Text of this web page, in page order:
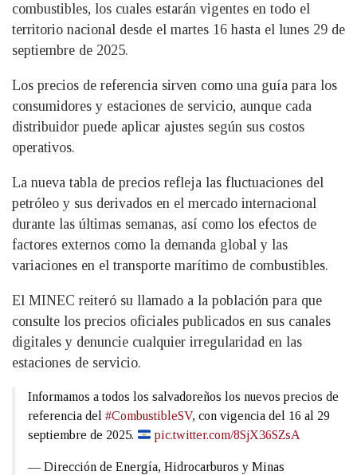
combustibles, los cuales estarán vigentes en todo el
territorio nacional desde el martes 16 hasta el lunes 29 de
septiembre de 2025.
Los precios de referencia sirven como una guía para los
consumidores y estaciones de servicio, aunque cada
distribuidor puede aplicar ajustes según sus costos
operativos.
La nueva tabla de precios refleja las fluctuaciones del
petróleo y sus derivados en el mercado internacional
durante las últimas semanas, así como los efectos de
factores externos como la demanda global y las
variaciones en el transporte marítimo de combustibles.
El MINEC reiteró su llamado a la población para que
consulte los precios oficiales publicados en sus canales
digitales y denuncie cualquier irregularidad en las
estaciones de servicio.
Informamos a todos los salvadoreños los nuevos precios de
referencia del #CombustibleSV, con vigencia del 16 al 29
septiembre de 2025.
pic.twitter.com/8SjX36SZsA
— Dirección de Energía, Hidrocarburos y Minas